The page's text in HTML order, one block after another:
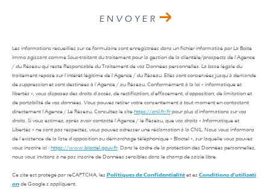
ENVOYER
Les informations recueillies sur ce formulaire sont enregistrées dans un fichier informatisé par La Boite
Immo agissant comme Sous-traitant du traitement pour la gestion de la clientèle/prospects de l'Agence
/ du Réseau qui reste Responsable du Traitement de vos Données personnelles. La base légale du
traitement repose sur l'intérêt légitime de l'Agence / du Réseau. Elles sont conservées jusqu'à demande
de suppression et sont destinées à l'Agence / au Réseau. Conformément à la loi « informatique et
libertés », vous disposez des droits d’accès, de rectification, d’effacement, d’opposition, de limitation et
de portabilité de vos données. Vous pouvez retirer votre consentement à tout moment en contactant
directement l’Agence / Le Réseau. Consultez le site https://cnil.fr/fr pour plus d’informations sur vos
droits. Si vous estimez, après avoir contacté l'Agence / le Réseau, que vos droits « Informatique et
Libertés » ne sont pas respectés, vous pouvez adresser une réclamation à la CNIL. Nous vous informons
de l’existence de la liste d'opposition au démarchage téléphonique « Bloctel », sur laquelle vous pouvez
vous inscrire ici : https://www.bloctel.gouv.fr. Dans le cadre de la protection des Données personnelles,
nous vous invitons à ne pas inscrire de Données sensibles dans le champ de saisie libre.
Ce site est protégé par reCAPTCHA, les Politiques de Confidentialité et es Conditions d'utilisati
on de Google s'appliquent.